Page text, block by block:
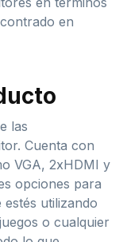
en
las
Cuenta con
VGA, 2xHDMI y
opciones para
utilizando
o cualquier